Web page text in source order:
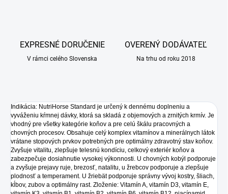
EXPRESNÉ DORUČENIE
V rámci celého Slovenska
OVERENÝ DODÁVATEĽ
Na trhu od roku 2018
Indikácia: NutriHorse Standard je určený k dennému doplneniu a
vyváženiu kŕmnej dávky, ktorá sa skladá z objemových a zrnitých krmív. Je
vhodný pre všetky kategórie koňov a pre celú škálu pracovných a
chovných procesov. Obsahuje celý komplex vitamínov a minerálnych látok
vrátane stopových prvkov potrebných pre optimálny zdravotný stav koňov.
Zvyšuje vitalitu, zlepšuje telesnú kondíciu, celkový exteriér koňov a
zabezpečuje dosiahnutie vysokej výkonnosti. U chovných kobýl podporuje
a zvyšuje prejavy ruje, brezosť, natalitu, u žrebcov podporuje a zlepšuje
plodnosť a temperament. U žriebät podporuje správny vývoj kostry, šliach,
kĺbov, zubov a optimálny rast. Zloženie: Vitamín A, vitamín D3, vitamín E,